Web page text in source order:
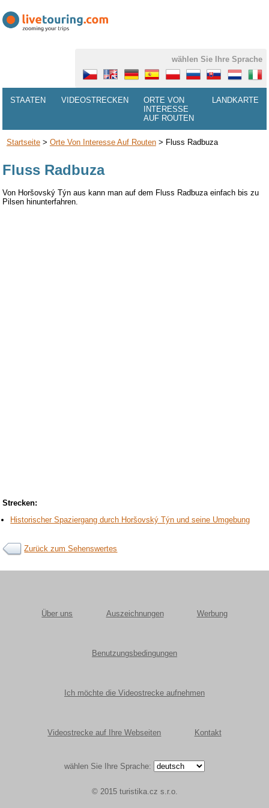
wählen Sie Ihre Sprache
STAATEN VIDEOSTRECKEN
ORTE VON
INTERESSE
AUF ROUTEN
LANDKARTE
Startseite> Orte Von Interesse Auf Routen> Fluss Radbuza
Fluss Radbuza
Von Horšovský Týn aus kann man auf dem Fluss Radbuza einfach bis zu
Pilsen hinunterfahren.
Strecken:
Historischer Spaziergang durch Horšovský Týn und seine Umgebung
Zurück zum Sehenswertes
Über uns Auszeichnungen Werbung
Benutzungsbedingungen
Ich möchte die Videostrecke aufnehmen
Videostrecke auf Ihre Webseiten Kontakt
wählen Sie Ihre Sprache:
© 2015 turistika.cz s.r.o.